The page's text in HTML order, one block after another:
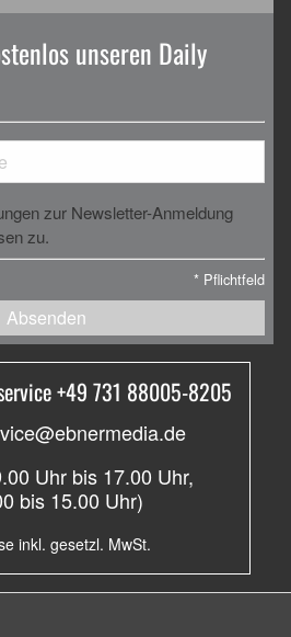
unseren Daily
zur Newsletter-Anmeldung
zu.
* Pflichtfeld
Absenden
+49 731 88005-8205
Uhr bis 17.00 Uhr,
bis 15.00 Uhr)
inkl. gesetzl. MwSt.